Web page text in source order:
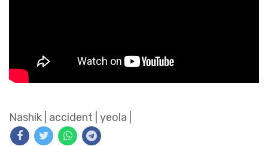
Nashik accident yeola